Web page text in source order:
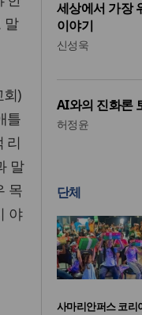
말
)
틀
리
말
목
야
세상에서 가장
이야기
신성욱
AI와의 진화론
허정윤
단체
사마리안퍼스 코리